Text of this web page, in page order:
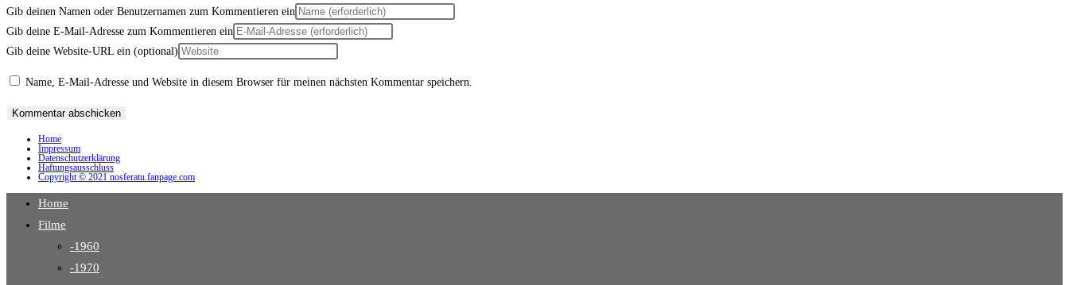
Gib deinen Namen oder Benutzernamen zum Kommentieren ein
Gib deine E-Mail-Adresse zum Kommentieren ein
Gib deine Website-URL ein (optional)
Name, E-Mail-Adresse und Website in diesem Browser für meinen nächsten Kommentar speichern.
Home
Impressum
Datenschutzerklärung
Haftungsausschluss
Copyright © 2021 nosferatu.fanpage.com
Home
Filme
-1960
-1970